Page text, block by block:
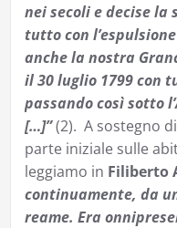
nei secoli e decise la
tutto con
anche la nostra
il 30 luglio 1799 con
passando così sotto
[…]”(2). A sostegno
parte iniziale sulle
leggiamo in Filiberto
continuamente, da
reame. Era